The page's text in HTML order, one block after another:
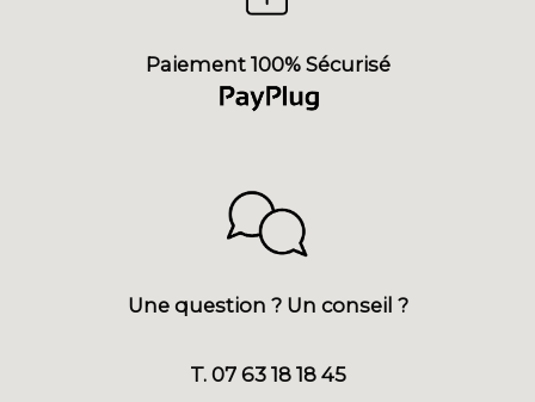
Paiement 100% Sécurisé
Une question ? Un conseil ?
T. 07 63 18 18 45